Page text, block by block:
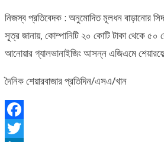
নিজস্ব প্রতিবেদক : অনুমোদিত মূলধন বাড়ানোর
সূত্র জানায়, কোম্পানিটি ২০ কোটি টাকা থেকে
আনোয়ার গ্যালভানাইজিং আসন্ন এজিএমে
দৈনিক শেয়ারবাজার প্রতিদিন/এসএ/খান
Facebook